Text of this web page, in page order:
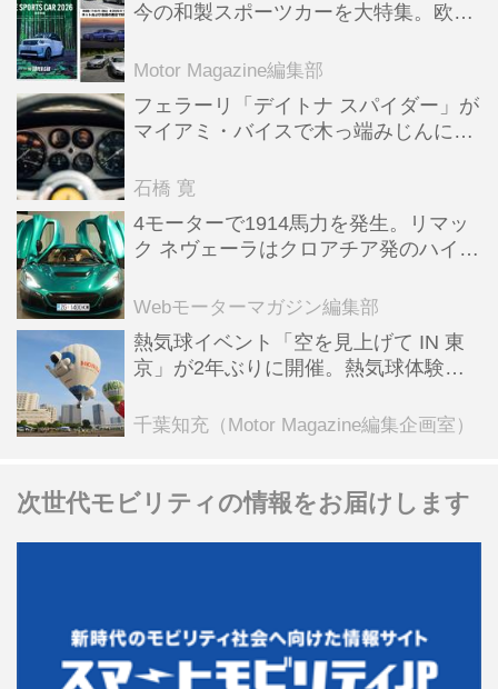
今の和製スポーツカーを大特集。欧州
Motor Magazine編集部
フェラーリ「デイトナ スパイダー」が
マイアミ・バイスで木っ端みじんにな
石橋 寛
4モーターで1914馬力を発生。リマッ
ク ネヴェーラはクロアチア発のハイパ
全版／115】
Webモーターマガジン編集部
熱気球イベント「空を見上げて IN 東
京」が2年ぶりに開催。熱気球体験搭
ンテンツも
千葉知充（Motor Magazine編集企画室）
次世代モビリティの情報をお届けします